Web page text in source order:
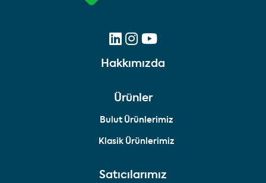
Hakkımızda
Ürünler
Bulut Ürünlerimiz
Klasik Ürünlerimiz
Satıcılarımız